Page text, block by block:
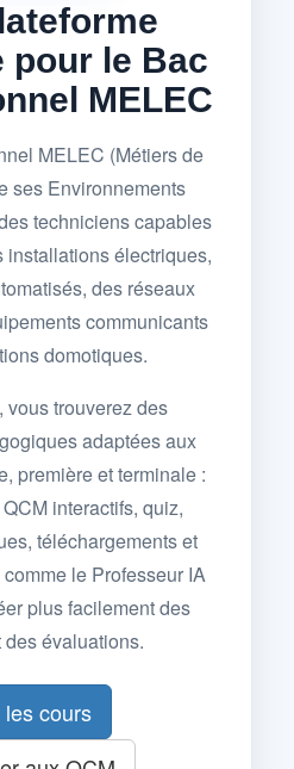
pour le Bac
MELEC
MELEC (Métiers de
ses Environnements
techniciens capables
installations électriques,
des réseaux
communicants
domotiques.
vous trouverez des
adaptées aux
première et terminale :
interactifs, quiz,
téléchargements et
le Professeur IA
plus facilement des
évaluations.
les cours